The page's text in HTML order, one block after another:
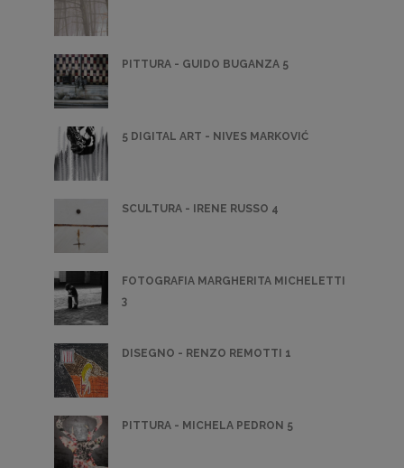
PITTURA - GUIDO BUGANZA 5
5 DIGITAL ART - NIVES MARKOVIĆ
SCULTURA - IRENE RUSSO 4
FOTOGRAFIA MARGHERITA MICHELETTI
3
DISEGNO - RENZO REMOTTI 1
PITTURA - MICHELA PEDRON 5